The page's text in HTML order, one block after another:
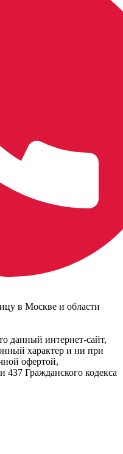
в Москве и области
данный интернет-сайт,
характер и ни при
офертой,
Гражданского кодекса